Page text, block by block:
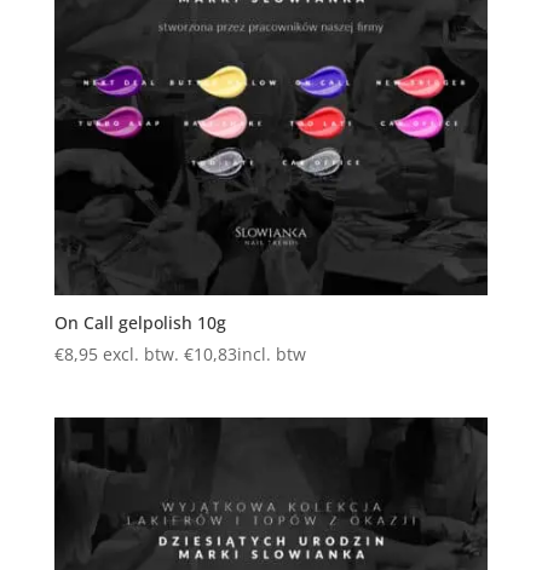
On Call gelpolish 10g
€8,95 excl. btw. €10,83incl. btw